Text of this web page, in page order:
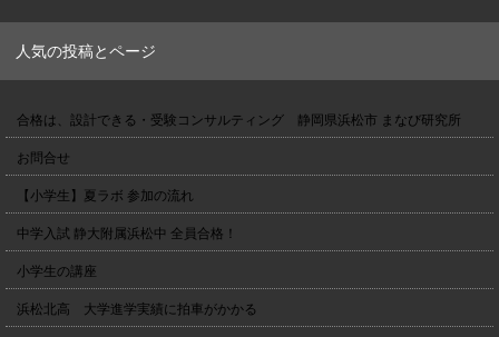
人気の投稿とページ
合格は、設計できる・受験コンサルティング 静岡県浜松市 まなび研究所
お問合せ
【小学生】夏ラボ 参加の流れ
中学入試 静大附属浜松中 全員合格！
小学生の講座
浜松北高 大学進学実績に拍車がかかる